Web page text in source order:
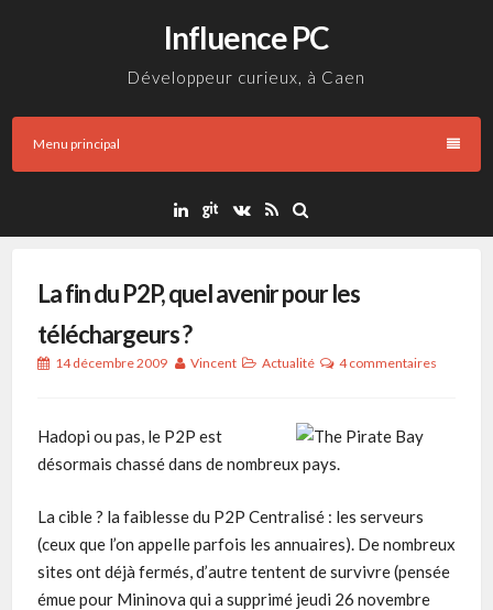
Influence PC
Développeur curieux, à Caen
Menu principal
La fin du P2P, quel avenir pour les
téléchargeurs ?
14 décembre 2009 Vincent Actualité 4 commentaires
Hadopi ou pas, le P2P est
désormais chassé dans de nombreux pays.
La cible ? la faiblesse du P2P Centralisé : les serveurs
(ceux que l’on appelle parfois les annuaires). De nombreux
sites ont déjà fermés, d’autre tentent de survivre (pensée
émue pour Mininova qui a supprimé jeudi 26 novembre